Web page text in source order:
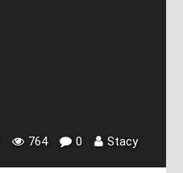
764 0 Stacy